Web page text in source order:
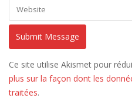
Ce site utilise Akismet pour
plus sur la façon dont les
traitées.